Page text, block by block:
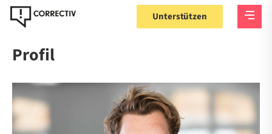
Unterstützen
Profil